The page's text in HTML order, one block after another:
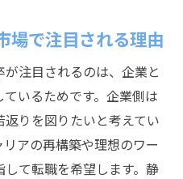
未経験転職に成功する
験歓迎企業を探すポイ
な職種にも挑戦可能な
場で注目される理由
注目されるのは、企業と
いるためです。企業側は
りを図りたいと考えてい
アの再構築や理想のワー
て転職を希望します。静